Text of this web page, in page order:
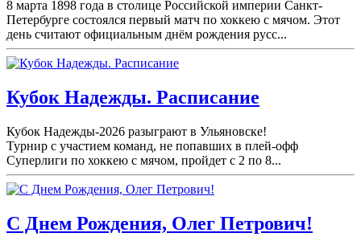
8 марта 1898 года в столице Российской империи Санкт-
Петербурге состоялся первый матч по хоккею с мячом. Этот
день считают официальным днём рождения русс...
Кубок Надежды. Расписание
Кубок Надежды-2026 разыграют в Ульяновске!
Турнир с участием команд, не попавших в плей-офф
Суперлиги по хоккею с мячом, пройдет с 2 по 8...
С Днем Рождения, Олег Петрович!